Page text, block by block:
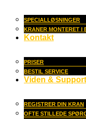
SPECIALLØSNINGER
KRANER MONTERET I
Kontakt
PRISER
BESTIL SERVICE
Viden & Support
REGISTRER DIN KRAN
OFTE STILLEDE